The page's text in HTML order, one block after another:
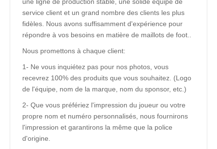
service client et un grand nombre des clients les plus
fidèles. Nous avons suffisamment d'expérience pour
répondre à vos besoins en matière de maillots de foot..
Nous promettons à chaque client:
1- Ne vous inquiétez pas pour nos photos, vous
recevrez 100% des produits que vous souhaitez. (Logo
de l'équipe, nom de la marque, nom du sponsor, etc.)
2- Que vous préfériez l'impression du joueur ou votre
propre nom et numéro personnalisés, nous fournirons
l'impression et garantirons la même que la police
d'origine.